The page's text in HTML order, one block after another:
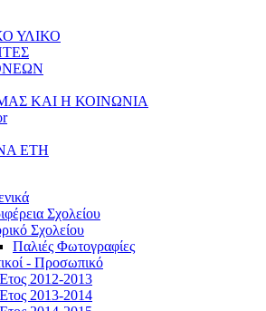
ΥΛΙΚΟ
ΚΑΙ Η ΚΟΙΝΩΝΙΑ
ΕΤΗ
Σχολείου
Σχολείου
Παλιές Φωτογραφίες
- Προσωπικό
2012-2013
2013-2014